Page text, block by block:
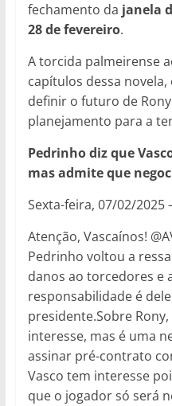
fechamento da janela
28 de fevereiro.
A torcida palmeirense
capítulos dessa
definir o futuro de
planejamento para a
Pedrinho diz que
mas admite que
Sexta-feira, 07/02/2025
Atenção, Vascaínos!
Pedrinho voltou a
danos ao torcedores e
responsabilidade é
presidente.Sobre
interesse, mas é uma
assinar pré-contrato
Vasco tem interesse
que o jogador só será